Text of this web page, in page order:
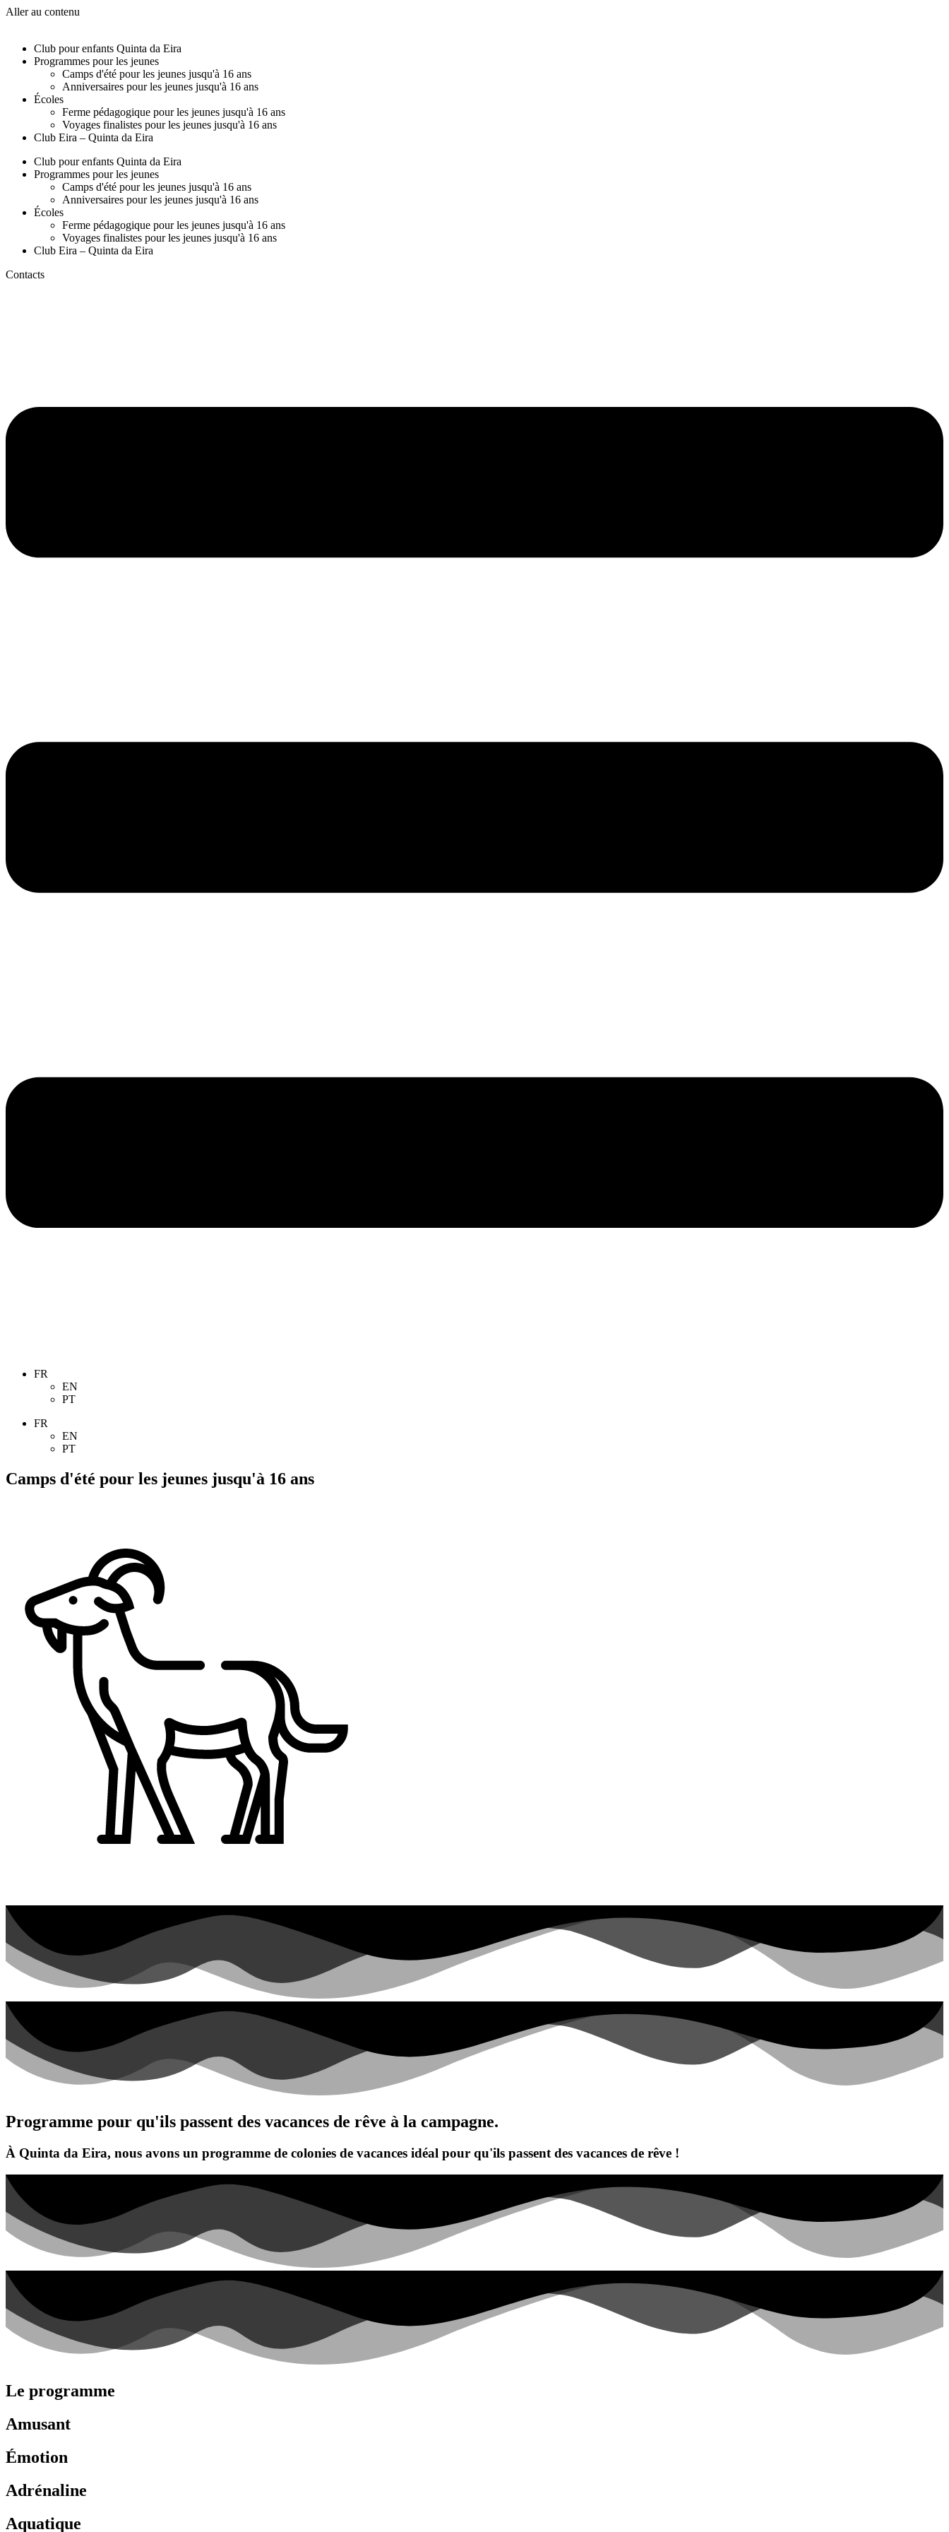
Aller au contenu
Club pour enfants Quinta da Eira
Programmes pour les jeunes
Camps d'été pour les jeunes jusqu'à 16 ans
Anniversaires pour les jeunes jusqu'à 16 ans
Écoles
Ferme pédagogique pour les jeunes jusqu'à 16 ans
Voyages finalistes pour les jeunes jusqu'à 16 ans
Club Eira – Quinta da Eira
Club pour enfants Quinta da Eira
Programmes pour les jeunes
Camps d'été pour les jeunes jusqu'à 16 ans
Anniversaires pour les jeunes jusqu'à 16 ans
Écoles
Ferme pédagogique pour les jeunes jusqu'à 16 ans
Voyages finalistes pour les jeunes jusqu'à 16 ans
Club Eira – Quinta da Eira
Contacts
FR
EN
PT
FR
EN
PT
Camps d'été pour les jeunes jusqu'à 16 ans
Programme pour qu'ils passent des vacances de rêve à la campagne.
À Quinta da Eira, nous avons un programme de colonies de vacances idéal pour qu'ils passent des vacances de rêve !
Le programme
Amusant
Émotion
Adrénaline
Aquatique